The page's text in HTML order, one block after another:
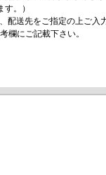
。）
配送先をご指定の上ご入
欄にご記載下さい。